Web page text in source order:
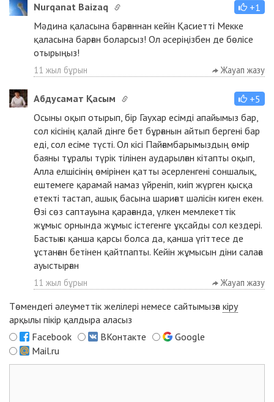
Nurqanat Baizaq
+1
Мәдина қаласына барғаннан кейін Қасиетті Мекке
қаласына барған боларсыз! Ол әсеріңізбен де бөлісе
отырыңыз!
11 жыл бұрын Жауап жазу
Абдусамат Қасым
+5
Осыны оқып отырып, бір Гаухар есімді апайымыз бар,
сол кісінің қалай дінге бет бұрғанын айтып бергені бар
еді, сол есіме түсті. Ол кісі Пайғамбарымыздың өмір
баяны тұралы түрік тілінен аударылған кітапты оқып,
Алла елшісінің өмірінен қатты әсерленгені соншалық,
ештемеге қарамай намаз үйреніп, киіп жүрген қысқа
етекті тастап, ашық басына шариғат шәлісін киген екен.
Өзі сөз саптауына қарағанда, үлкен мемлекеттік
жұмыс орнында жұмыс істегенге ұқсайды сол кездері.
Бастығы қанша қарсы болса да, қанша үгіттесе де
ұстанған бетінен қайтпапты. Кейін жұмысын діни салаға
ауыстырған
11 жыл бұрын Жауап жазу
Төмендегі әлеуметтік желілері немесе сайтымызға кіру
арқылы пікір қалдыра аласыз
Facebook
ВКонтакте
Google
Mail.ru